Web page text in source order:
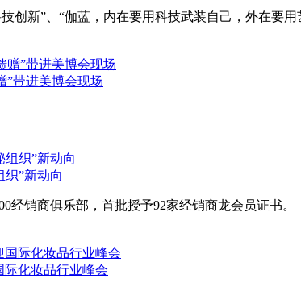
创新”、“伽蓝，内在要用科技武装自己，外在
”带进美博会现场
织”新动向
经销商俱乐部，首批授予92家经销商龙会员证书。
际化妆品行业峰会